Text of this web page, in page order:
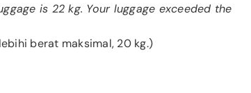
is 22 kg. Your luggage exceeded the
berat maksimal, 20 kg.)